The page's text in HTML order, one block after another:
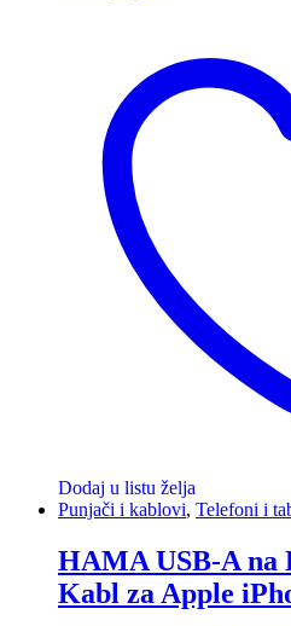
Dodaj u listu želja
Punjači i kablovi, Telefoni i
HAMA USB-A na
Kabl za Apple